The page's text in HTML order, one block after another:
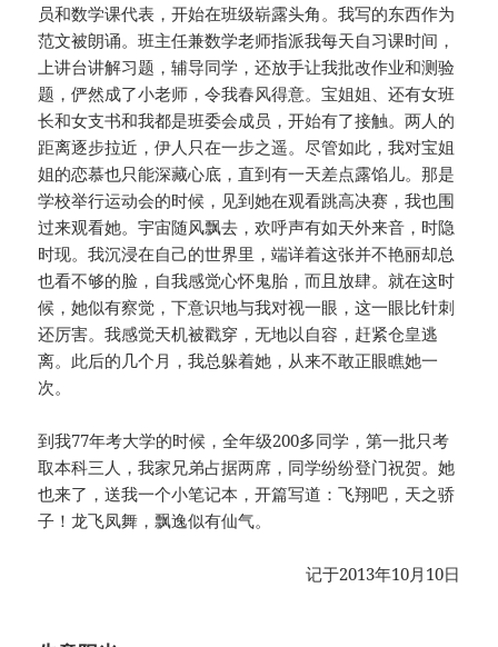
员和数学课代表，开始在班级崭露头角。我写的东西作为
范文被朗诵。班主任兼数学老师指派我每天自习课时间，
上讲台讲解习题，辅导同学，还放手让我批改作业和测验
题，俨然成了小老师，令我春风得意。宝姐姐、还有女班
长和女支书和我都是班委会成员，开始有了接触。两人的
距离逐步拉近，伊人只在一步之遥。尽管如此，我对宝姐
姐的恋慕也只能深藏心底，直到有一天差点露馅儿。那是
学校举行运动会的时候，见到她在观看跳高决赛，我也围
过来观看她。宇宙随风飘去，欢呼声有如天外来音，时隐
时现。我沉浸在自己的世界里，端详着这张并不艳丽却总
也看不够的脸，自我感觉心怀鬼胎，而且放肆。就在这时
候，她似有察觉，下意识地与我对视一眼，这一眼比针刺
还厉害。我感觉天机被戳穿，无地以自容，赶紧仓皇逃
离。此后的几个月，我总躲着她，从来不敢正眼瞧她一
次。
到我77年考大学的时候，全年级200多同学，第一批只考
取本科三人，我家兄弟占据两席，同学纷纷登门祝贺。她
也来了，送我一个小笔记本，开篇写道：飞翔吧，天之骄
子！龙飞凤舞，飘逸似有仙气。
记于2013年10月10日